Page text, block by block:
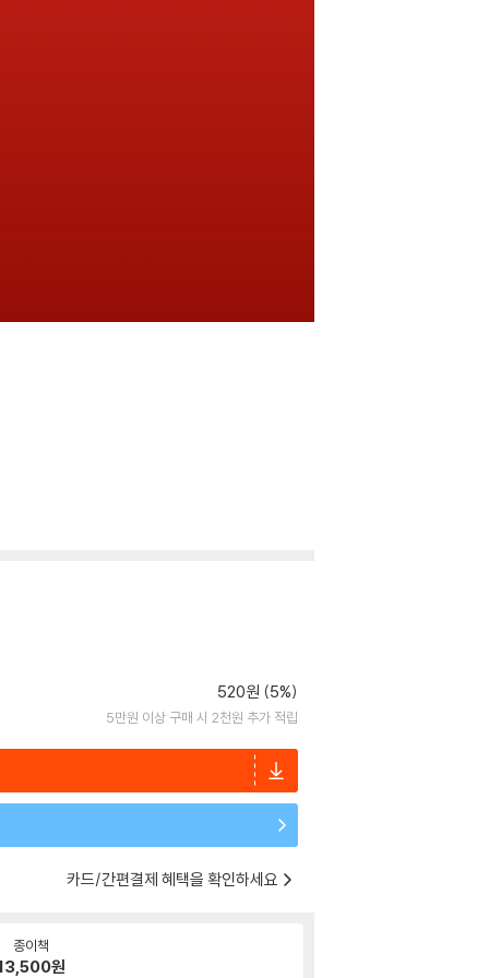
520원 (5%)
5만원 이상 구매 시 2천원 추가 적립
카드/간편결제 혜택을 확인하세요
종이책
원